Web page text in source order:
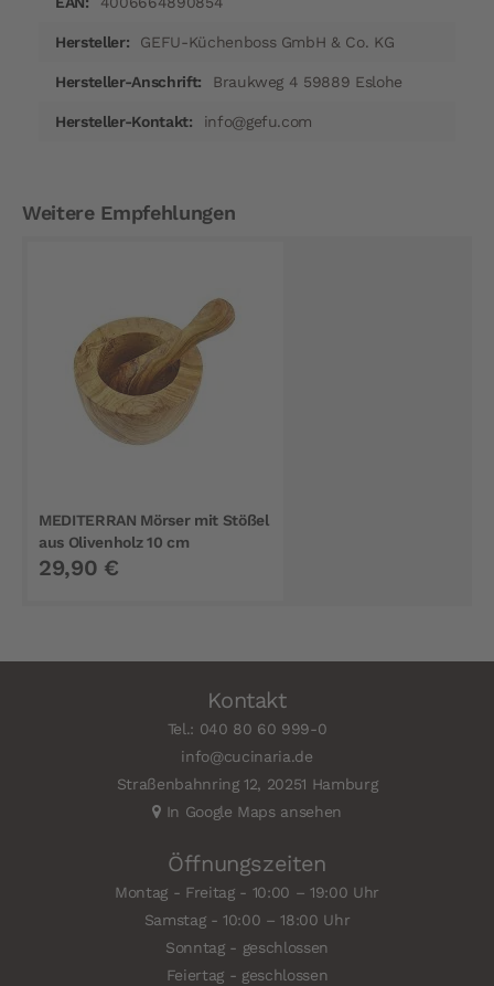
GEFU-Küchenboss GmbH & Co. KG
Braukweg 4 59889 Eslohe
info@gefu.com
Weitere Empfehlungen
MEDITERRAN Mörser mit Stößel
aus Olivenholz 10 cm
29,90 €
Kontakt
Tel.: 040 80 60 999-0
info@cucinaria.de
Straßenbahnring 12, 20251 Hamburg
In Google Maps ansehen
Öffnungszeiten
Montag - Freitag - 10:00 – 19:00 Uhr
Samstag - 10:00 – 18:00 Uhr
Sonntag - geschlossen
Feiertag - geschlossen